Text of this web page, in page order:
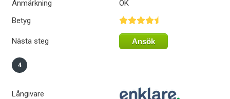
Anmärkning
OK
Betyg
Nästa steg Ansök
4
Långivare